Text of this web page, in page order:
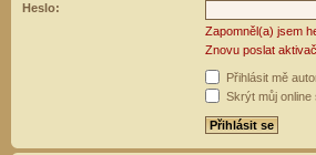
Heslo:
Zapomněl(a) jsem
Znovu poslat
Přihlásit mě
Skrýt můj